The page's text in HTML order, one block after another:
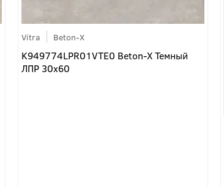
Vitra Beton-X
K949774LPR01VTE0 Beton-X Темный
ЛПР 30x60